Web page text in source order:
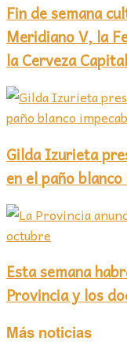
Fin de semana
Meridiano V, la
la Cerveza Capital
Gilda Izurieta
en el paño
Esta semana
Provincia y los
Más noticias